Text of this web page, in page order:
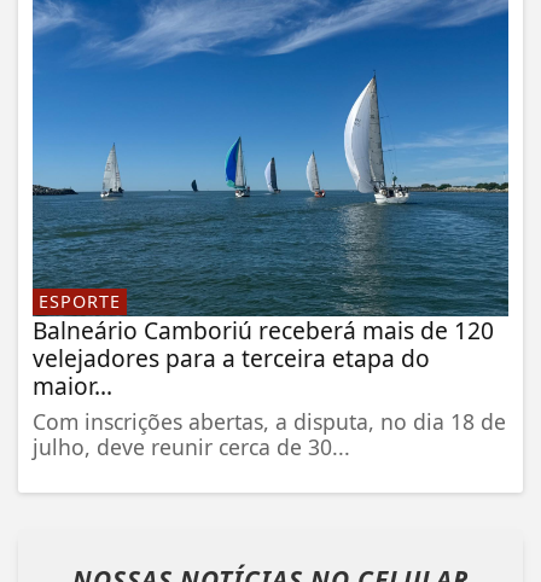
ESPORTE
Balneário Camboriú receberá mais de 120
velejadores para a terceira etapa do
maior...
Com inscrições abertas, a disputa, no dia 18 de
julho, deve reunir cerca de 30...